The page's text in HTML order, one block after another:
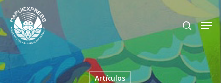
Skip
to
main
content
search
Artículos
Close
Menu